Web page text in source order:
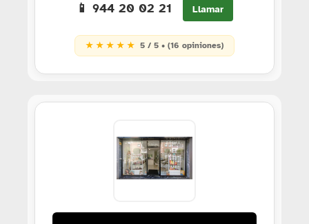
📱 944 20 02 21 Llamar
★ ★ ★ ★ ★ 5 / 5 • (16 opiniones)